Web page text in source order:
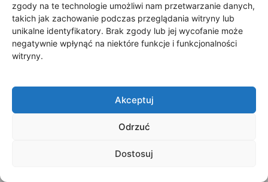
zgody na te technologie umożliwi nam przetwarzanie danych,
takich jak zachowanie podczas przeglądania witryny lub
unikalne identyfikatory. Brak zgody lub jej wycofanie może
negatywnie wpłynąć na niektóre funkcje i funkcjonalności
witryny.
Akceptuj
Odrzuć
Dostosuj